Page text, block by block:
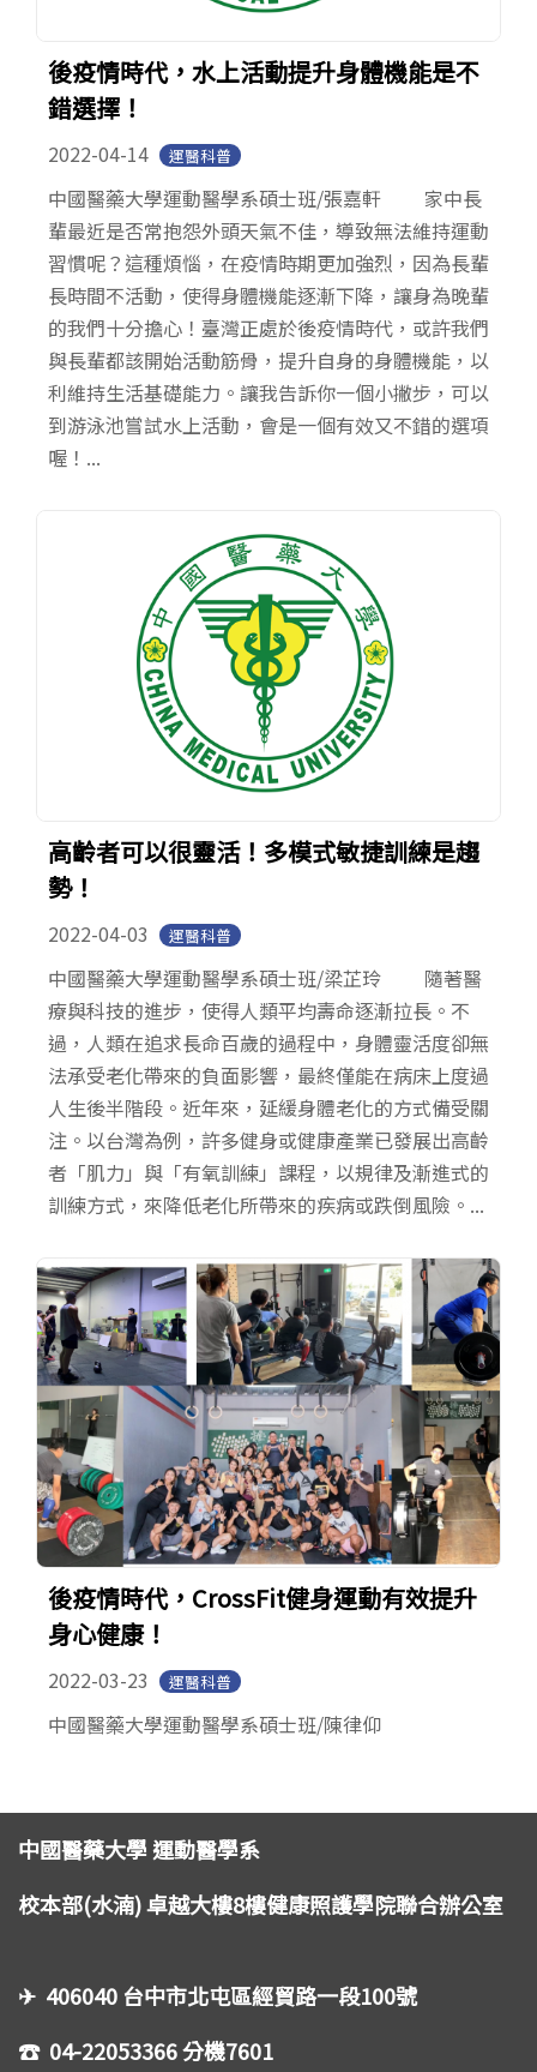
後疫情時代，水上活動提升身體機能是不
錯選擇！
2022-04-14 運醫科普
中國醫藥大學運動醫學系碩士班/張嘉軒 家中長
輩最近是否常抱怨外頭天氣不佳，導致無法維持運動
習慣呢？這種煩惱，在疫情時期更加強烈，因為長輩
長時間不活動，使得身體機能逐漸下降，讓身為晚輩
的我們十分擔心！臺灣正處於後疫情時代，或許我們
與長輩都該開始活動筋骨，提升自身的身體機能，以
利維持生活基礎能力。讓我告訴你一個小撇步，可以
到游泳池嘗試水上活動，會是一個有效又不錯的選項
喔！...
高齡者可以很靈活！多模式敏捷訓練是趨
勢！
2022-04-03 運醫科普
中國醫藥大學運動醫學系碩士班/梁芷玲 隨著醫
療與科技的進步，使得人類平均壽命逐漸拉長。不
過，人類在追求長命百歲的過程中，身體靈活度卻無
法承受老化帶來的負面影響，最終僅能在病床上度過
人生後半階段。近年來，延緩身體老化的方式備受關
注。以台灣為例，許多健身或健康產業已發展出高齡
者「肌力」與「有氧訓練」課程，以規律及漸進式的
訓練方式，來降低老化所帶來的疾病或跌倒風險。...
後疫情時代，CrossFit健身運動有效提升
身心健康！
2022-03-23 運醫科普
中國醫藥大學運動醫學系碩士班/陳律仰
中國醫藥大學 運動醫學系
校本部(水湳) 卓越大樓8樓健康照護學院聯合辦公室
✈ 406040 台中市北屯區經貿路一段100號
☎ 04-22053366 分機7601